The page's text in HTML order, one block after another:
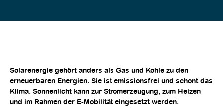
Solarenergie gehört anders als Gas und Kohle zu den
erneuerbaren Energien. Sie ist emissionsfrei und schont das
Klima. Sonnenlicht kann zur Stromerzeugung, zum Heizen
und im Rahmen der E-Mobilität eingesetzt werden.